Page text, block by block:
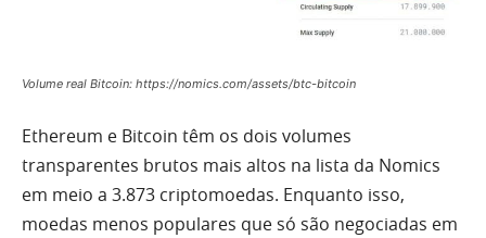
Volume real Bitcoin: https://nomics.com/assets/btc-bitcoin
Ethereum e Bitcoin têm os dois volumes
transparentes brutos mais altos na lista da Nomics
em meio a 3.873 criptomoedas. Enquanto isso,
moedas menos populares que só são negociadas em